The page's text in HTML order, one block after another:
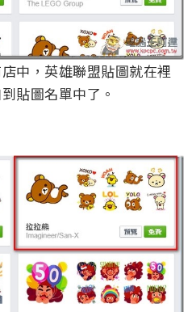
中，英雄聯盟貼圖就在裡
貼圖名單中了。